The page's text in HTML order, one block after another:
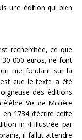
une édition qui bien
recherchée, ce que
30 000 euros, ne font
en me fondant sur la
que le texte a été
des éditions
Vie de Molière
1734 d’écrire cette
in-4 illustrée par
il fallut attendre